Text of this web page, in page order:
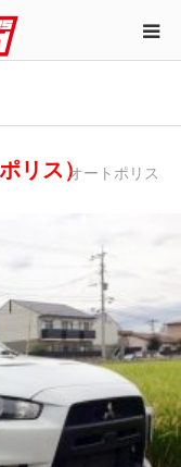
リス）オートポリス